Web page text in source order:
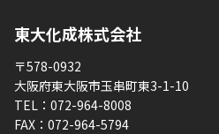
東大化成株式会社
〒578-0932
大阪府東大阪市玉串町東3-1-10
TEL： 072-964-8008
FAX： 072-964-5794